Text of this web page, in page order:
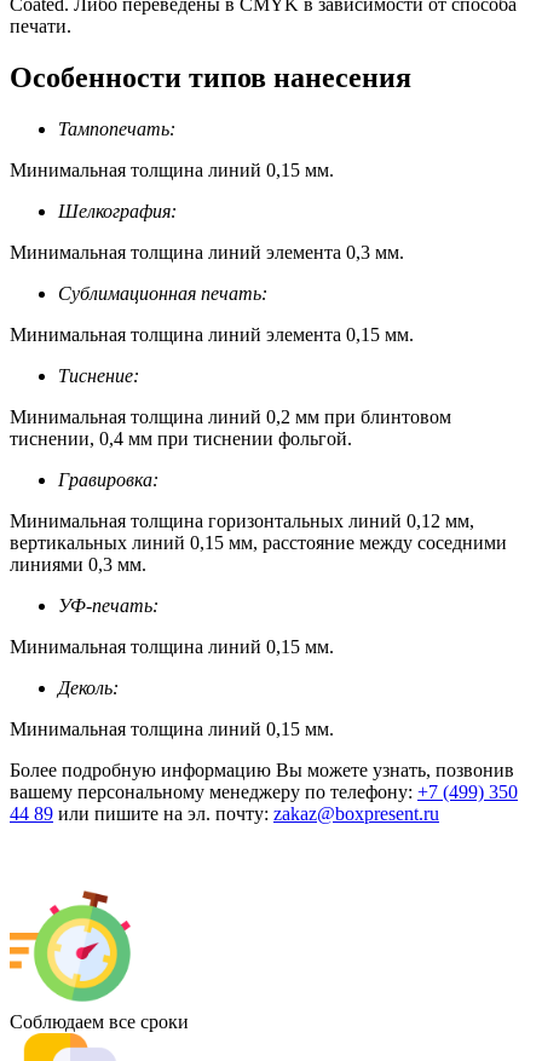
Coated. Либо переведены в CMYK в зависимости от способа
печати.
Особенности типов нанесения
Тампопечать:
Минимальная толщина линий 0,15 мм.
Шелкография:
Минимальная толщина линий элемента 0,3 мм.
Сублимационная печать:
Минимальная толщина линий элемента 0,15 мм.
Тиснение:
Минимальная толщина линий 0,2 мм при блинтовом
тиснении, 0,4 мм при тиснении фольгой.
Гравировка:
Минимальная толщина горизонтальных линий 0,12 мм,
вертикальных линий 0,15 мм, расстояние между соседними
линиями 0,3 мм.
УФ-печать:
Минимальная толщина линий 0,15 мм.
Деколь:
Минимальная толщина линий 0,15 мм.
Более подробную информацию Вы можете узнать, позвонив
вашему персональному менеджеру по телефону: +7 (499) 350
44 89 или пишите на эл. почту: zakaz@boxpresent.ru
Соблюдаем все сроки